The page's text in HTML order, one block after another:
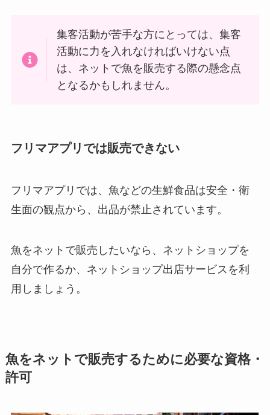
集客活動が苦手な方にとっては、集客
活動に力を入れなければいけない点
は、ネットで魚を販売する際の懸念点
となるかもしれません。
フリマアプリでは販売できない
フリマアプリでは、魚などの生鮮食品は安全・衛
生面の観点から、出品が禁止されています。
魚をネットで販売したいなら、ネットショップを
自分で作るか、ネットショップ出店サービスを利
用しましょう。
魚をネットで販売するために必要な資格・
許可